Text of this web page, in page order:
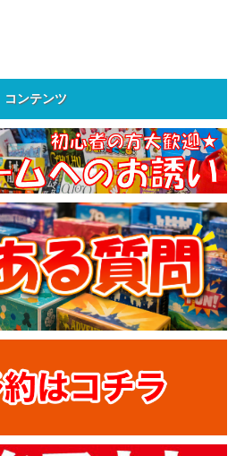
コンテンツ